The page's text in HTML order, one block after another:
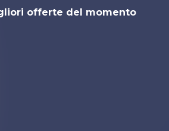
offerte del momento